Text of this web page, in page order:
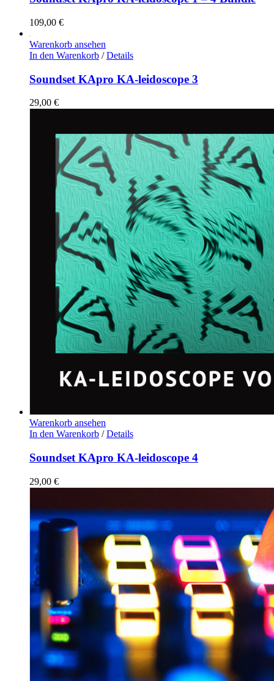
109,00 €
Warenkorb ansehen
In den Warenkorb / Details
Soundset KApro KA-leidoscope 3
29,00 €
Warenkorb ansehen
In den Warenkorb / Details
Soundset KApro KA-leidoscope 4
29,00 €